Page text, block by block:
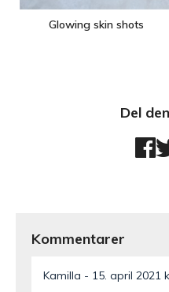
Glowing skin shots
Del
Kommentarer
Kamilla
15. april 2021